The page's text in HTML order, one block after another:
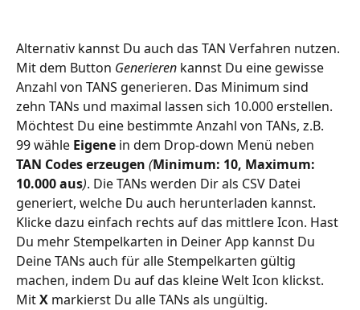
Alternativ kannst Du auch das TAN Verfahren nutzen.
Mit dem Button Generieren kannst Du eine gewisse
Anzahl von TANS generieren. Das Minimum sind
zehn TANs und maximal lassen sich 10.000 erstellen.
Möchtest Du eine bestimmte Anzahl von TANs, z.B.
99 wähle Eigene in dem Drop-down Menü neben
TAN Codes erzeugen (Minimum: 10, Maximum:
10.000 aus). Die TANs werden Dir als CSV Datei
generiert, welche Du auch herunterladen kannst.
Klicke dazu einfach rechts auf das mittlere Icon. Hast
Du mehr Stempelkarten in Deiner App kannst Du
Deine TANs auch für alle Stempelkarten gültig
machen, indem Du auf das kleine Welt Icon klickst.
Mit X markierst Du alle TANs als ungültig.